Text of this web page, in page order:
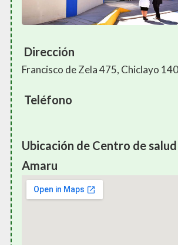
Dirección
Francisco de Zela 475, Chiclayo
Teléfono
Ubicación de Centro de
Amaru